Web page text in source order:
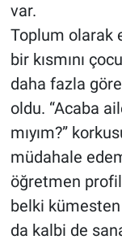
var.
Toplum olarak
bir kısmını
daha fazla
oldu. “Acaba
mıyım?”
müdahale
öğretmen
belki kümesten
da kalbi de